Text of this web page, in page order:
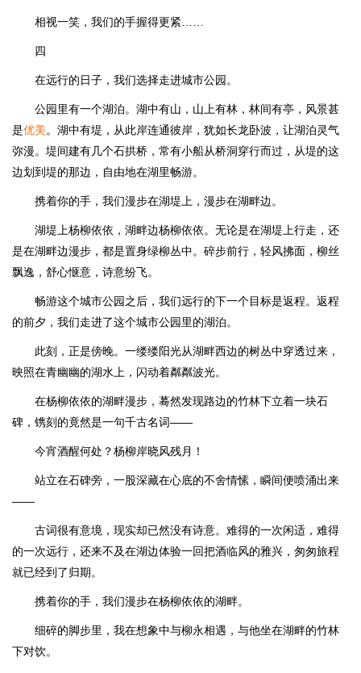
相视一笑，我们的手握得更紧……
四
在远行的日子，我们选择走进城市公园。
公园里有一个湖泊。湖中有山，山上有林，林间有亭，风景甚
是优美。湖中有堤，从此岸连通彼岸，犹如长龙卧波，让湖泊灵气
弥漫。堤间建有几个石拱桥，常有小船从桥洞穿行而过，从堤的这
边划到堤的那边，自由地在湖里畅游。
携着你的手，我们漫步在湖堤上，漫步在湖畔边。
湖堤上杨柳依依，湖畔边杨柳依依。无论是在湖堤上行走，还
是在湖畔边漫步，都是置身绿柳丛中。碎步前行，轻风拂面，柳丝
飘逸，舒心惬意，诗意纷飞。
畅游这个城市公园之后，我们远行的下一个目标是返程。返程
的前夕，我们走进了这个城市公园里的湖泊。
此刻，正是傍晚。一缕缕阳光从湖畔西边的树丛中穿透过来，
映照在青幽幽的湖水上，闪动着粼粼波光。
在杨柳依依的湖畔漫步，蓦然发现路边的竹林下立着一块石
碑，镌刻的竟然是一句千古名词——
今宵酒醒何处？杨柳岸晓风残月！
站立在石碑旁，一股深藏在心底的不舍情愫，瞬间便喷涌出来
——
古词很有意境，现实却已然没有诗意。难得的一次闲适，难得
的一次远行，还来不及在湖边体验一回把酒临风的雅兴，匆匆旅程
就已经到了归期。
携着你的手，我们漫步在杨柳依依的湖畔。
细碎的脚步里，我在想象中与柳永相遇，与他坐在湖畔的竹林
下对饮。